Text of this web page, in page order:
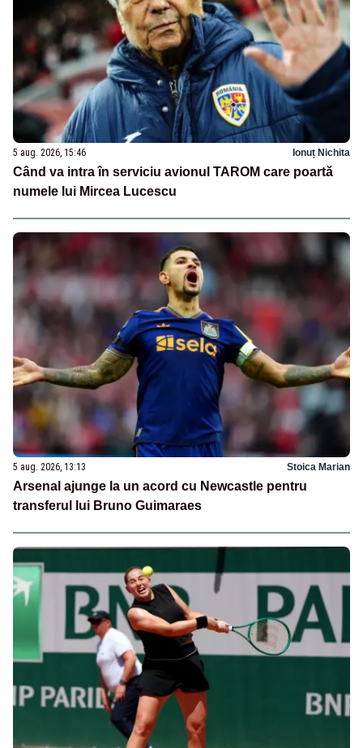
5 aug. 2026, 15:46 Ionuț Nichita
Când va intra în serviciu avionul TAROM care poartă
numele lui Mircea Lucescu
5 aug. 2026, 13:13 Stoica Marian
Arsenal ajunge la un acord cu Newcastle pentru
transferul lui Bruno Guimaraes